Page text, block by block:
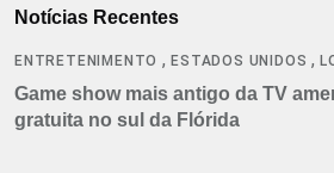
Notícias Recentes
ENTRETENIMENTO ,ESTADOS UNIDOS ,
Game show mais antigo da TV
gratuita no sul da Flórida